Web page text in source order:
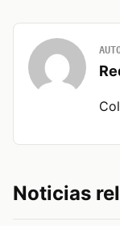
Noticias